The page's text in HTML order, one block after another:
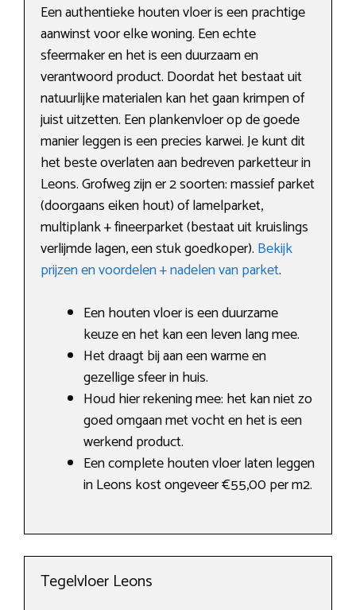
Een authentieke houten vloer is een prachtige
aanwinst voor elke woning. Een echte
sfeermaker en het is een duurzaam en
verantwoord product. Doordat het bestaat uit
natuurlijke materialen kan het gaan krimpen of
juist uitzetten. Een plankenvloer op de goede
manier leggen is een precies karwei. Je kunt dit
het beste overlaten aan bedreven parketteur in
Leons. Grofweg zijn er 2 soorten: massief parket
(doorgaans eiken hout) of lamelparket,
multiplank + fineerparket (bestaat uit kruislings
verlijmde lagen, een stuk goedkoper). Bekijk
prijzen en voordelen + nadelen van parket.
Een houten vloer is een duurzame
keuze en het kan een leven lang mee.
Het draagt bij aan een warme en
gezellige sfeer in huis.
Houd hier rekening mee: het kan niet zo
goed omgaan met vocht en het is een
werkend product.
Een complete houten vloer laten leggen
in Leons kost ongeveer €55,00 per m2.
Tegelvloer Leons